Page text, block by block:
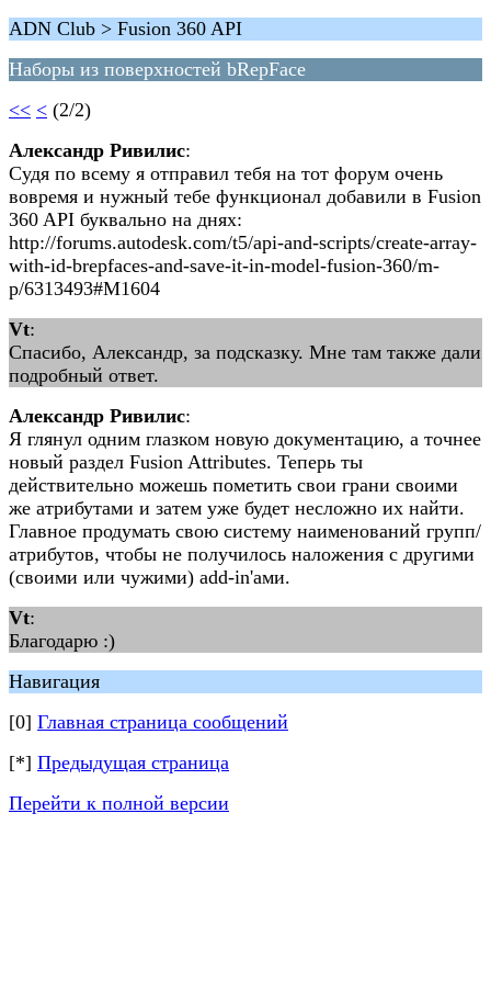
ADN Club > Fusion 360 API
Наборы из поверхностей bRepFace
<< < (2/2)
Александр Ривилис:
Судя по всему я отправил тебя на тот форум очень
вовремя и нужный тебе функционал добавили в Fusion
360 API буквально на днях:
http://forums.autodesk.com/t5/api-and-scripts/create-array-
with-id-brepfaces-and-save-it-in-model-fusion-360/m-
p/6313493#M1604
Vt:
Спасибо, Александр, за подсказку. Мне там также дали
подробный ответ.
Александр Ривилис:
Я глянул одним глазком новую документацию, а точнее
новый раздел Fusion Attributes. Теперь ты
действительно можешь пометить свои грани своими
же атрибутами и затем уже будет несложно их найти.
Главное продумать свою систему наименований групп/
атрибутов, чтобы не получилось наложения с другими
(своими или чужими) add-in'ами.
Vt:
Благодарю :)
Навигация
[0] Главная страница сообщений
[*] Предыдущая страница
Перейти к полной версии